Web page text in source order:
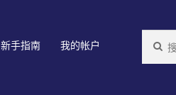
新手指南 我的帐户